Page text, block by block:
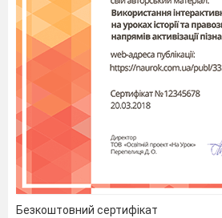
Безкоштовний сертифікат